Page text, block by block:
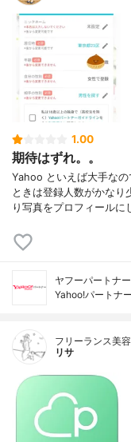
1.00
期待はずれ。。
Yahoo といえば大手な
ときは登録人数がかなり
り写真をプロフィールに
ヤフーパートナー
Yahoo!パートナー
フリーランス美
リサ